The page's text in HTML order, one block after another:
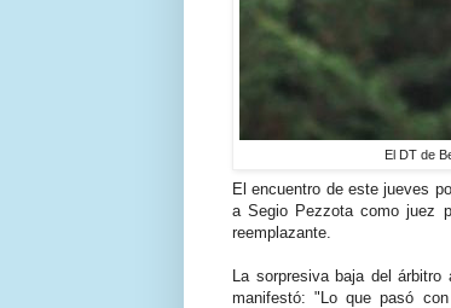
El DT de
El encuentro de este jueves
a Segio Pezzota como juez
reemplazante.
La sorpresiva baja del
manifestó: "Lo que pasó